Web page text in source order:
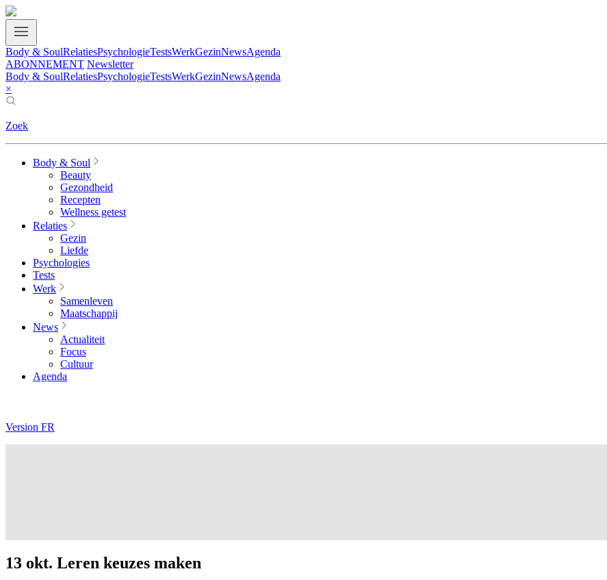
Body & SoulRelatiesPsychologieTestsWerkGezinNewsAgenda
ABONNEMENT Newsletter
Body & SoulRelatiesPsychologieTestsWerkGezinNewsAgenda
×
Zoek
Body & Soul
Beauty
Gezondheid
Recepten
Wellness getest
Relaties
Gezin
Liefde
Psychologies
Tests
Werk
Samenleven
Maatschappij
News
Actualiteit
Focus
Cultuur
Agenda
Version FR
13 okt. Leren keuzes maken